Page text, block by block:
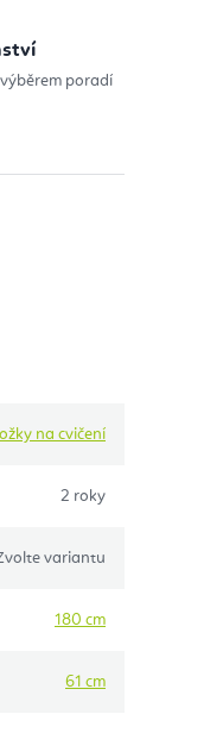
poradí
na cvičení
2 roky
variantu
180 cm
61 cm